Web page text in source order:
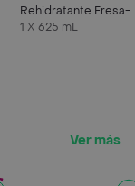
Rehidratante Fresa-
Kiwi
1 X 625 mL
Ver más